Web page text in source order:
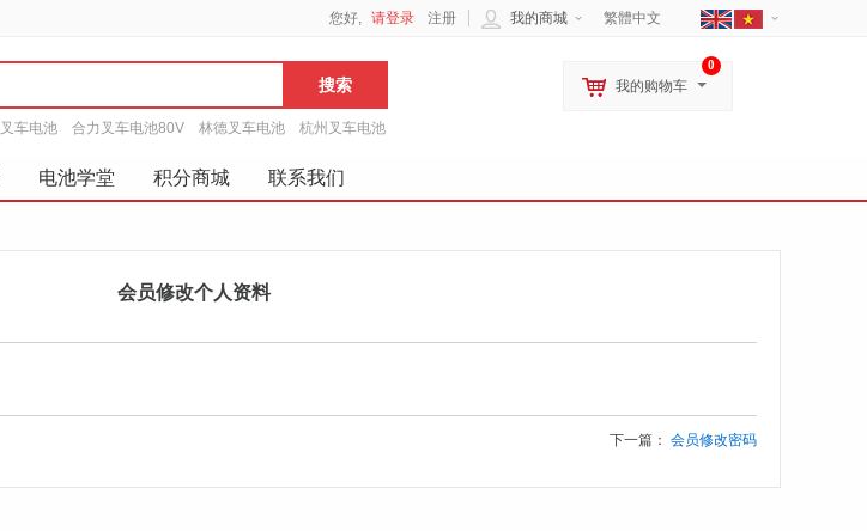
繁體中文
我的商城
您好, 请登录 注册
叉车电池 合力叉车电池80V 林德叉车电池 杭州叉车电池
0
我的购物车
电池学堂 积分商城 联系我们
会员修改个人资料
下一篇： 会员修改密码